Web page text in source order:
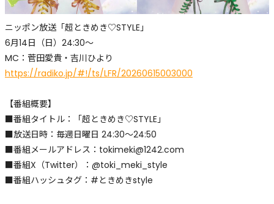
ニッポン放送「超ときめき♡STYLE」
6月14日（日）24:30〜
MC：菅田愛貴・吉川ひより
https://radiko.jp/#!/ts/LFR/20260615003000
【番組概要】
■番組タイトル：「超ときめき♡STYLE」
■放送日時：毎週日曜日 24:30～24:50
■番組メールアドレス：tokimeki@1242.com
■番組X（Twitter）：@toki_meki_style
■番組ハッシュタグ：#ときめきstyle